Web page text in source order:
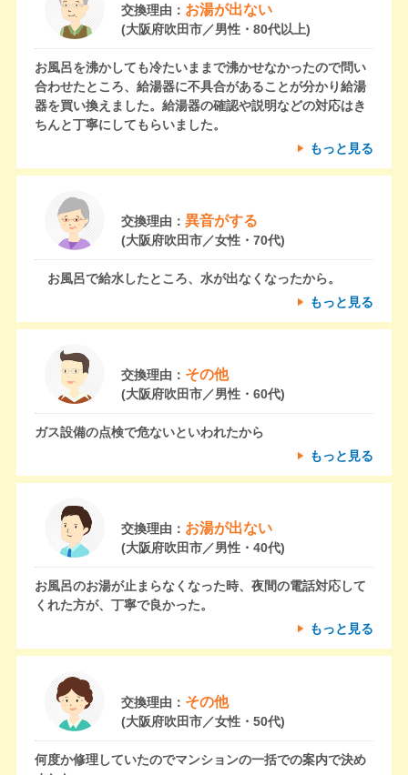
交換理由： お湯が出ない
(大阪府吹田市／男性・80代以上)
お風呂を沸かしても冷たいままで沸かせなかったので問い
合わせたところ、給湯器に不具合があることが分かり給湯
器を買い換えました。給湯器の確認や説明などの対応はき
ちんと丁寧にしてもらいました。
もっと見る
交換理由： 異音がする
(大阪府吹田市／女性・70代)
お風呂で給水したところ、水が出なくなったから。
もっと見る
交換理由： その他
(大阪府吹田市／男性・60代)
ガス設備の点検で危ないといわれたから
もっと見る
交換理由： お湯が出ない
(大阪府吹田市／男性・40代)
お風呂のお湯が止まらなくなった時、夜間の電話対応して
くれた方が、丁寧で良かった。
もっと見る
交換理由： その他
(大阪府吹田市／女性・50代)
何度か修理していたのでマンションの一括での案内で決め